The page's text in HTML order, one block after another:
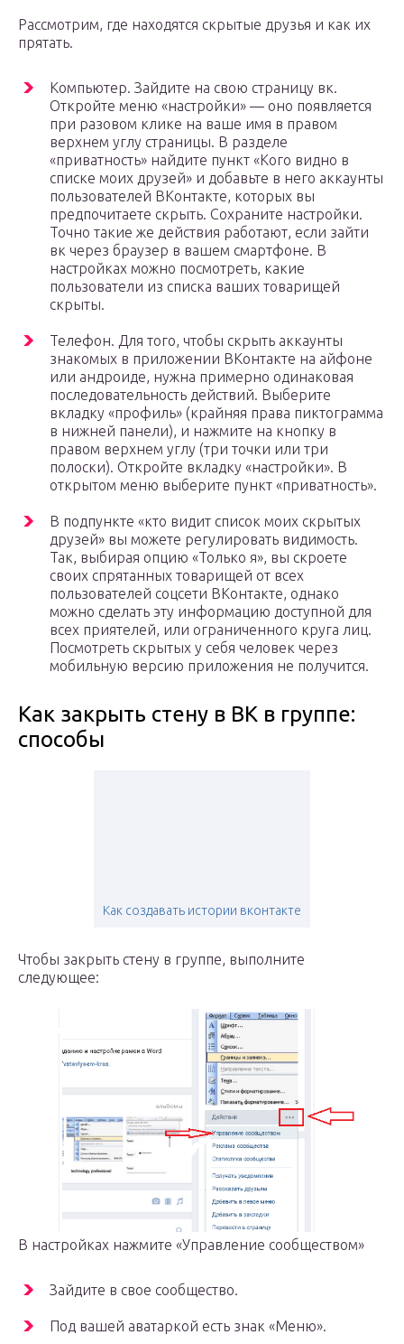
Рассмотрим, где находятся скрытые друзья и как их
прятать.
Компьютер. Зайдите на свою страницу вк.
Откройте меню «настройки» — оно появляется
при разовом клике на ваше имя в правом
верхнем углу страницы. В разделе
«приватность» найдите пункт «Кого видно в
списке моих друзей» и добавьте в него аккаунты
пользователей ВКонтакте, которых вы
предпочитаете скрыть. Сохраните настройки.
Точно такие же действия работают, если зайти
вк через браузер в вашем смартфоне. В
настройках можно посмотреть, какие
пользователи из списка ваших товарищей
скрыты.
Телефон. Для того, чтобы скрыть аккаунты
знакомых в приложении ВКонтакте на айфоне
или андроиде, нужна примерно одинаковая
последовательность действий. Выберите
вкладку «профиль» (крайняя права пиктограмма
в нижней панели), и нажмите на кнопку в
правом верхнем углу (три точки или три
полоски). Откройте вкладку «настройки». В
открытом меню выберите пункт «приватность».
В подпункте «кто видит список моих скрытых
друзей» вы можете регулировать видимость.
Так, выбирая опцию «Только я», вы скроете
своих спрятанных товарищей от всех
пользователей соцсети ВКонтакте, однако
можно сделать эту информацию доступной для
всех приятелей, или ограниченного круга лиц.
Посмотреть скрытых у себя человек через
мобильную версию приложения не получится.
Как закрыть стену в ВК в группе:
способы
Как создавать истории вконтакте
Чтобы закрыть стену в группе, выполните
следующее:
В настройках нажмите «Управление сообществом»
Зайдите в свое сообщество.
Под вашей аватаркой есть знак «Меню».